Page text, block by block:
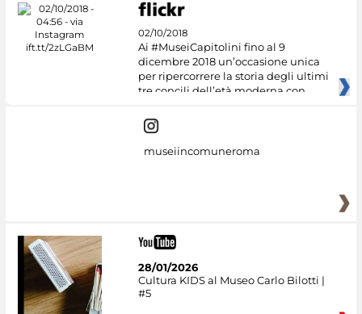
02/10/2018
Ai #MuseiCapitolini fino al 9
dicembre 2018 un’occasione unica
per ripercorrere la storia degli ultimi
tre concili dell’età moderna con
museiincomuneroma
28/01/2026
Cultura KIDS al Museo Carlo Bilotti |
#5